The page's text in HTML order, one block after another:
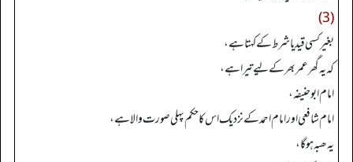
(3)
بغیر کسی قید یا شرط کے کہتا ہے،
کہ یہ گھر عمر بھر کے لیے تیرا ہے،
امام ابو حنیفہ،
امام شافعی اور امام احمد کے نزدیک اس کا حکم پہلی صورت والا ہے،
یہ ھبہ ہو گا،